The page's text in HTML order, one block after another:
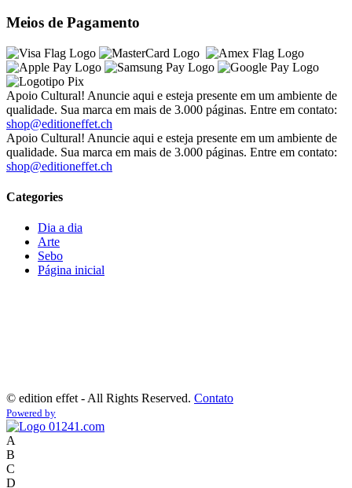
Meios de Pagamento
Apoio Cultural! Anuncie aqui e esteja presente em um ambiente de
qualidade. Sua marca em mais de 3.000 páginas. Entre em contato:
shop@editioneffet.ch
Apoio Cultural! Anuncie aqui e esteja presente em um ambiente de
qualidade. Sua marca em mais de 3.000 páginas. Entre em contato:
shop@editioneffet.ch
Categories
Dia a dia
Arte
Sebo
Página inicial
© edition effet - All Rights Reserved. Contato
Powered by
A
B
C
D